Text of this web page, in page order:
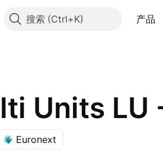
搜索 产品
Euronext